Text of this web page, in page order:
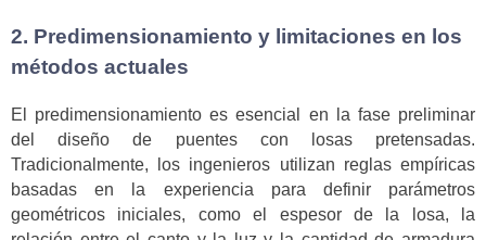
2. Predimensionamiento y limitaciones en los
métodos actuales
El predimensionamiento es esencial en la fase preliminar
del diseño de puentes con losas pretensadas.
Tradicionalmente, los ingenieros utilizan reglas empíricas
basadas en la experiencia para definir parámetros
geométricos iniciales, como el espesor de la losa, la